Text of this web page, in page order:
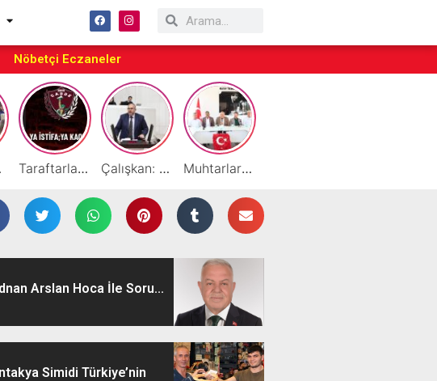
Nöbetçi Eczaneler
Taraftarlar Sessizlik değil ÇÖZÜM istiyor Çalışkan: “Gazze Elden Gidiyor, Garantörler Daha Ne Bekliyor?” Muhtarlardan HATSO’ya Ziyaret
Arslan Hoca İle Soru...
Simidi Türkiye’nin